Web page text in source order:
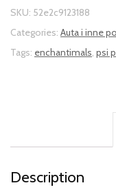
SKU: 52e2c9123188
Categories: Auta i inne
Tags: enchantimals, psi
Description